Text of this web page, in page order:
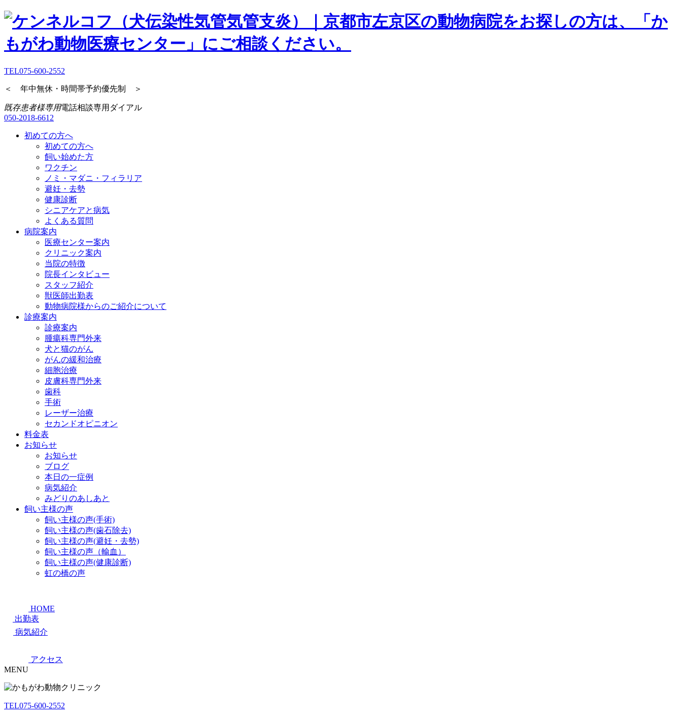
TEL075-600-2552
＜ 年中無休・時間帯予約優先制 ＞
既存患者様専用電話相談専用ダイアル
050-2018-6612
初めての方へ
初めての方へ
飼い始めた方
ワクチン
ノミ・マダニ・フィラリア
避妊・去勢
健康診断
シニアケアと病気
よくある質問
病院案内
医療センター案内
クリニック案内
当院の特徴
院長インタビュー
スタッフ紹介
獣医師出勤表
動物病院様からのご紹介について
診療案内
診療案内
腫瘍科専門外来
犬と猫のがん
がんの緩和治療
細胞治療
皮膚科専門外来
歯科
手術
レーザー治療
セカンドオピニオン
料金表
お知らせ
お知らせ
ブログ
本日の一症例
病気紹介
みどりのあしあと
飼い主様の声
飼い主様の声(手術)
飼い主様の声(歯石除去)
飼い主様の声(避妊・去勢)
飼い主様の声（輸血）
飼い主様の声(健康診断)
虹の橋の声
HOME
出勤表
病気紹介
アクセス
MENU
TEL075-600-2552